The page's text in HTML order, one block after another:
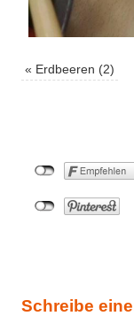
« Erdbeeren (2)
Schreibe